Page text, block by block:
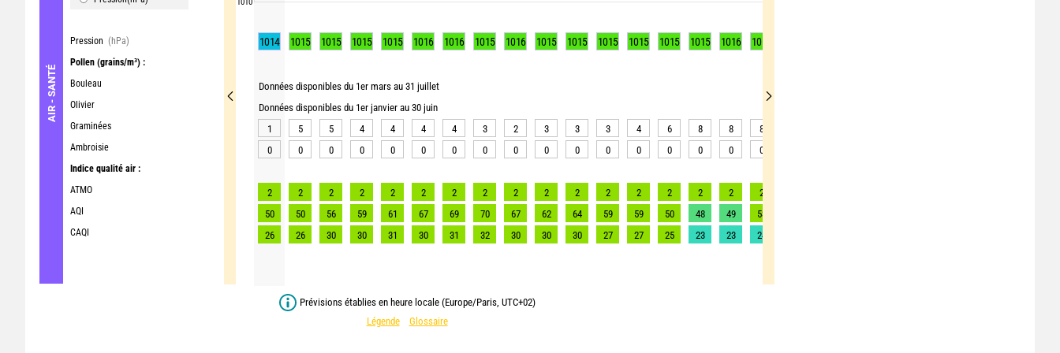
AIR - SANTÉ
Pression (hPa)
Pollen (grains/m³) :
Bouleau
Olivier
Graminées
Ambroisie
Indice qualité air :
ATMO
AQI
CAQI
1014 1015 1015 1015 1015 1016 1016 1015 1016 1015 1015 1015 1015 1015 1015 1016 1017
Données disponibles du 1er mars au 31 juillet
Données disponibles du 1er janvier au 30 juin
1
5 5 4 4 4 4 3 2 3 3 3 4 6 8 8 8
0
0 0 0 0 0 0 0 0 0 0 0 0 0 0 0 0
2 2 2 2 2 2 2 2 2 2 2 2 2 2 2 2 2
50
50 56 59 61 67 69 70 67 62 64 59 59 50 48 49 53
26
26 30 30 31 30 31 32 30 30 30 27 27 25 23 23 24
Prévisions établies en heure locale (Europe/Paris, UTC+02)
Légende
Glossaire